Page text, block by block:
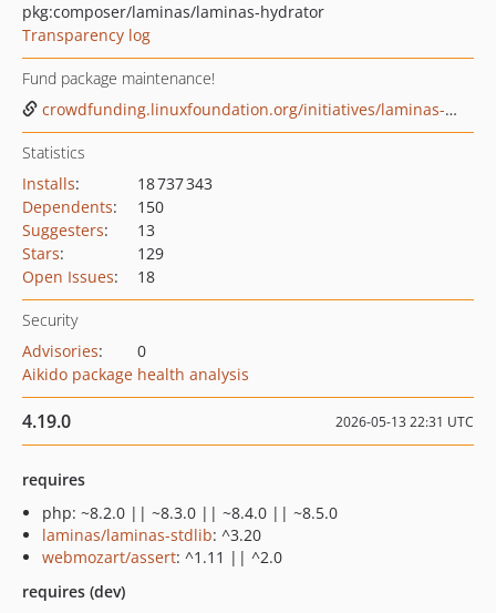
pkg:composer/laminas/laminas-hydrator
Transparency log
Fund package maintenance!
crowdfunding.linuxfoundation.org/initiatives/laminas-project
Statistics
Installs:
18 737 343
Dependents:
150
Suggesters:
13
Stars:
129
Open Issues: 18
Security
Advisories:
0
Aikido package health analysis
4.19.0 2026-05-13 22:31 UTC
requires
php: ~8.2.0 || ~8.3.0 || ~8.4.0 || ~8.5.0
laminas/laminas-stdlib: ^3.20
webmozart/assert: ^1.11 || ^2.0
requires (dev)